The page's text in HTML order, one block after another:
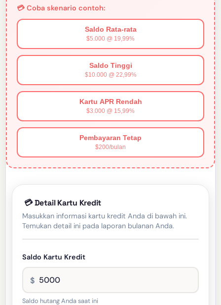
💳 Coba skenario contoh:
Saldo Rata-rata
$5.000 @ 19,99%
Saldo Tinggi
$10.000 @ 22,99%
Kartu APR Rendah
$3.000 @ 15,99%
Pembayaran Tetap
$200/bulan
💳 Detail Kartu Kredit
Masukkan informasi kartu kredit Anda di bawah ini.
Temukan detail ini pada laporan bulanan Anda.
Saldo Kartu Kredit
$
Saldo hutang Anda saat ini